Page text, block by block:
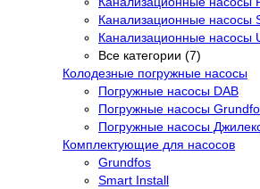
Канализационные насосы
Канализационные насосы
Все категории (7)
Колодезные погружные насосы
Погружные насосы DAB
Погружные насосы
Погружные насосы
Комплектующие для насосов
Grundfos
Smart Install